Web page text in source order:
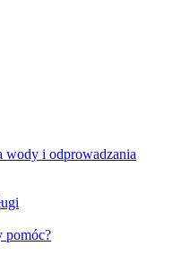
wody i odprowadzania
pomóc?